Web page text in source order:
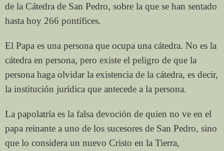
de la Cátedra de San Pedro, sobre la que se han sentado
hasta hoy 266 pontífices.
El Papa es una persona que ocupa una cátedra. No es la
cátedra en persona, pero existe el peligro de que la
persona haga olvidar la existencia de la cátedra, es decir,
la institución jurídica que antecede a la persona.
La papolatría es la falsa devoción de quien no ve en el
papa reinante a uno de los sucesores de San Pedro, sino
que lo considera un nuevo Cristo en la Tierra,